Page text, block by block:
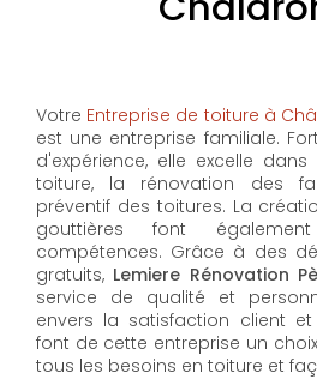
Votre Entreprise de toiture à
est une entreprise familiale.
d'expérience, elle excelle
toiture, la rénovation des
préventif des toitures. La
gouttières font
compétences. Grâce à des
gratuits, Lemiere Rénovation
service de qualité et
envers la satisfaction client et
font de cette entreprise un
tous les besoins en toiture et